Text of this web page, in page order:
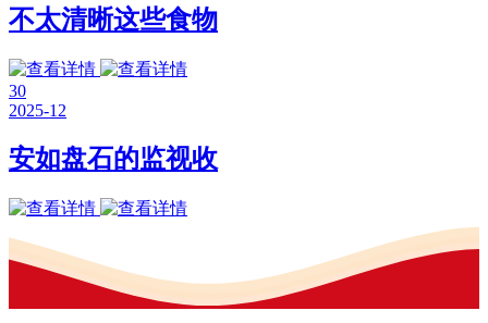
不太清晰这些食物
30
2025-12
安如盘石的监视收